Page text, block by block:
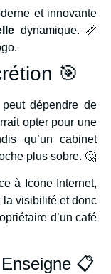
et innovante
dynamique. 📏
🎯
dépendre de
opter pour une
qu’un cabinet
plus sobre. 🤔
à Icone Internet,
la visibilité et donc
d’un café
📋